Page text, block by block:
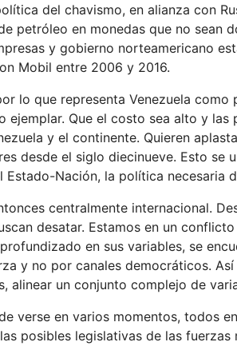
del chavismo, en alianza con
petróleo en monedas que no sean
y gobierno norteamericano
Mobil entre 2006 y 2016.
lo que representa Venezuela
ejemplar. Que el costo sea alto y
y el continente. Quieren
desde el siglo diecinueve. Esto se
Estado-Nación, la política necesaria
centralmente internacional.
desatar. Estamos en un
en sus variables, se
y no por canales democráticos.
alinear un conjunto complejo de
verse en varios momentos, todos
posibles legislativas de las